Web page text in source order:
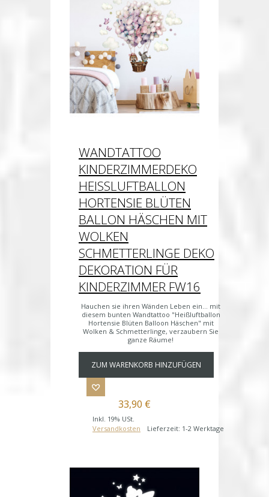
WANDTATTOO
KINDERZIMMERDEKO
HEISSLUFTBALLON H
ORTENSIE BLÜTEN B
ALLON HÄSCHEN MIT W
OLKEN S
CHMETTERLINGE DEKO D
EKORATION FÜR K
INDERZIMMER FW16
Hauchen sie ihren Wänden Leben ein... mit
diesem bunten Wandtattoo "Heißluftballon
Hortensie Blüten Balloon Häschen" mit
Wolken & Schmetterlinge, verzaubern Sie
ganze Räume!
ZUM WARENKORB HINZUFÜGEN
33,90 €
Inkl. 19% USt.
Versandkosten
Lieferzeit: 1-2 Werktage